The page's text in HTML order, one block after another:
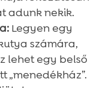
adunk nekik.
Legyen egy
számára,
lehet egy belső
„menedékház”.